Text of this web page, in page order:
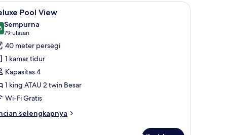
kerja ramah laptop Minibar, brankas, meja kerja, dan ruang
11 Pool View
dari 10
Sempurna
79 ulasan
(79
ulasan)
40 meter persegi
1 kamar tidur
Kapasitas 4
1 king ATAU 2 twin Besar
Wi-Fi Gratis
selengkapnya